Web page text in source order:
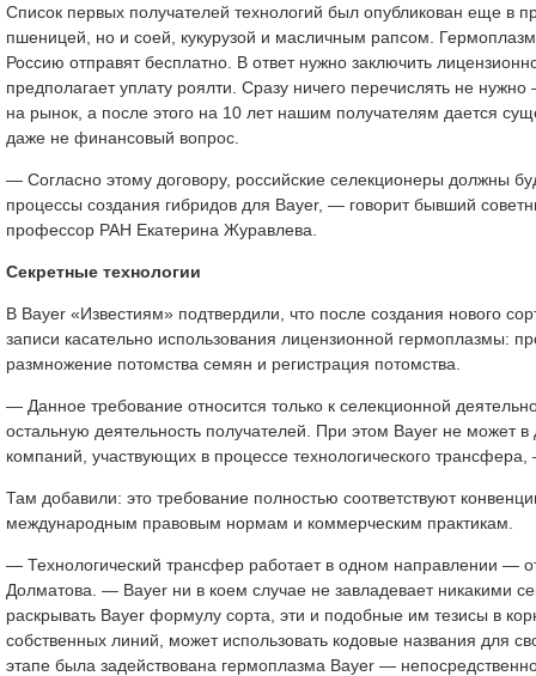
Список первых получателей технологий был опубликован еще в
пшеницей, но и соей, кукурузой и масличным рапсом.
Россию отправят бесплатно. В ответ нужно заключить
предполагает уплату роялти. Сразу ничего перечислять не
на рынок, а после этого на 10 лет нашим получателям дается
даже не финансовый вопрос.
— Согласно этому договору, российские селекционеры должны
процессы создания гибридов для Bayer, — говорит бывший
профессор РАН Екатерина Журавлева.
Секретные технологии
В Bayer «Известиям» подтвердили, что после создания нового
записи касательно использования лицензионной гермоплазмы:
размножение потомства семян и регистрация потомства.
— Данное требование относится только к селекционной
остальную деятельность получателей. При этом Bayer не может
компаний, участвующих в процессе технологического
Там добавили: это требование полностью соответствуют
международным правовым нормам и коммерческим практикам.
— Технологический трансфер работает в одном направлении —
Долматова. — Bayer ни в коем случае не завладевает никакими
раскрывать Bayer формулу сорта, эти и подобные им тезисы в
собственных линий, может использовать кодовые названия для
этапе была задействована гермоплазма Bayer —